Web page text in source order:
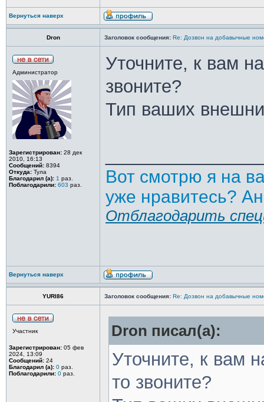
Вернуться наверх
Dron Заголовок сообщения: Re: Дозвон на добавычные
Администратор
Зарегистрирован: 28 дек
2010, 16:13
Сообщений: 8394
Откуда: Тула
Благодарил (а): 1 раз.
Поблагодарили: 603 раз.
Уточните, к вам
звоните?
Тип ваших
Вот смотрю я на
уже нравитесь?
Отблагодарить
Вернуться наверх
YURI86 Заголовок сообщения: Re: Дозвон на добавычные
Участник
Зарегистрирован: 05 фев
2024, 13:09
Сообщений: 24
Благодарил (а): 0 раз.
Поблагодарили: 0 раз.
Dron писал(а):
Уточните, к вам
то звоните?